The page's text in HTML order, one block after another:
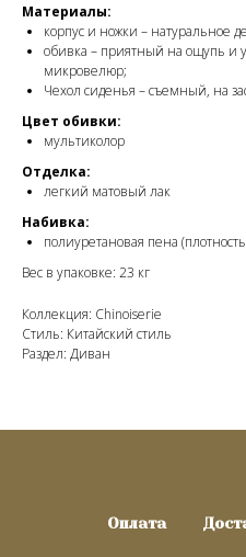
Материалы:
корпус и ножки – натуральное
обивка – приятный на ощупь и
микровелюр;
Чехол сиденья – съемный, на
Цвет обивки:
мультиколор
Отделка:
легкий матовый лак
Набивка:
полиуретановая пена
Вес в упаковке: 23 кг
Коллекция: Chinoiserie
Стиль: Китайский стиль
Раздел: Диван
Оплата